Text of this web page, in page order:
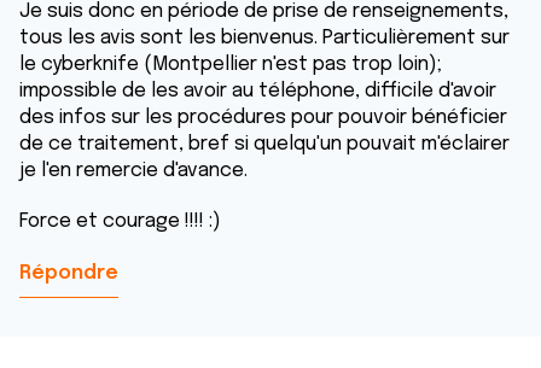
Je suis donc en période de prise de renseignements,
tous les avis sont les bienvenus. Particulièrement sur
le cyberknife (Montpellier n'est pas trop loin);
impossible de les avoir au téléphone, difficile d'avoir
des infos sur les procédures pour pouvoir bénéficier
de ce traitement, bref si quelqu'un pouvait m'éclairer
je l'en remercie d'avance.
Force et courage !!!! :)
Répondre